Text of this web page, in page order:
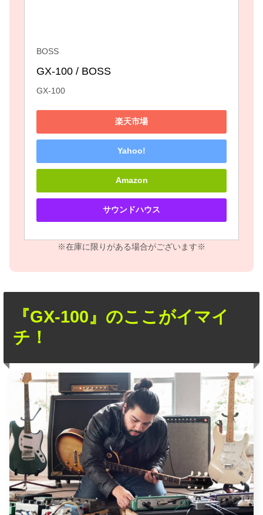
BOSS
GX-100 / BOSS
GX-100
楽天市場
Yahoo!
Amazon
サウンドハウス
※在庫に限りがある場合がございます※
『GX-100』のここがイマイ
チ！